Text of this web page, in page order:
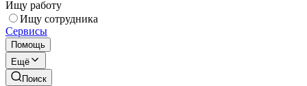
Ищу работу
Ищу сотрудника
Сервисы
Помощь
Ещё
Поиск